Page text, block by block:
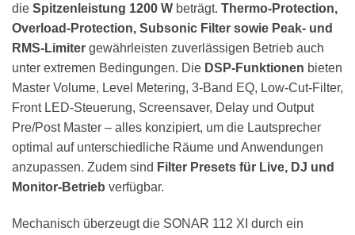
die Spitzenleistung 1200 W beträgt. Thermo-Protection,
Overload-Protection, Subsonic Filter sowie Peak- und
RMS-Limiter gewährleisten zuverlässigen Betrieb auch
unter extremen Bedingungen. Die DSP-Funktionen bieten
Master Volume, Level Metering, 3-Band EQ, Low-Cut-Filter,
Front LED-Steuerung, Screensaver, Delay und Output
Pre/Post Master – alles konzipiert, um die Lautsprecher
optimal auf unterschiedliche Räume und Anwendungen
anzupassen. Zudem sind Filter Presets für Live, DJ und
Monitor-Betrieb verfügbar.
Mechanisch überzeugt die SONAR 112 XI durch ein